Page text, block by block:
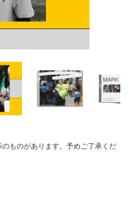
ものがあります。予めご了承くだ